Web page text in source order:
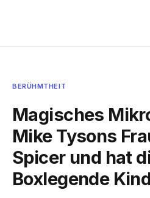
BERÜHMTHEIT
Magisches
Mike Tysons
Spicer und hat
Boxlegende